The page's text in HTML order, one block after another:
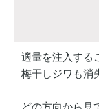
適量を注入する
梅干しジワも消
どの方向から見